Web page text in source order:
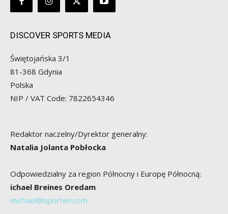
DISCOVER SPORTS MEDIA
Świętojańska 3/1
81-368 Gdynia
Polska
NIP / VAT Code: 7822654346
Redaktor naczelny/Dyrektor generalny:
Natalia Jolanta Pobłocka
Odpowiedzialny za region Północny i Europę Północną:
ichael Breines Oredam
michael@sporten.com